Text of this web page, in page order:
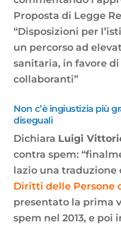
Proposta di Legge
“Disposizioni per
un percorso ad
sanitaria, in favore
collaboranti”
Non c’è ingiustizia più
diseguali
Dichiara Luigi
contra spem:
lazio una
Diritti delle Persone
presentato la prima
spem nel 2013, e poi